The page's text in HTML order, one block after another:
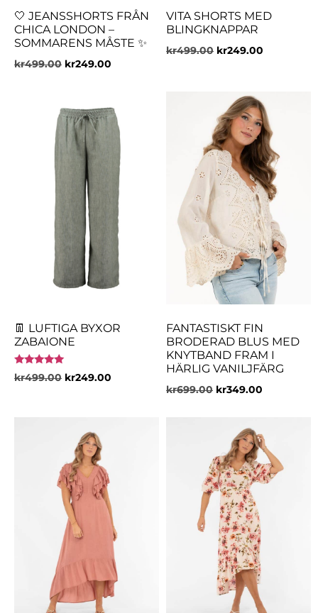
🤍 JEANSSHORTS FRÅN
CHICA LONDON –
SOMMARENS MÅSTE ✨
kr499.00 kr249.00
VITA SHORTS MED
BLINGKNAPPAR
kr499.00 kr249.00
👖 LUFTIGA BYXOR
ZABAIONE
Betygsatt
5.00
kr499.00 kr249.00
FANTASTISKT FIN
BRODERAD BLUS MED
KNYTBAND FRAM I
HÄRLIG VANILJFÄRG
kr699.00 kr349.00